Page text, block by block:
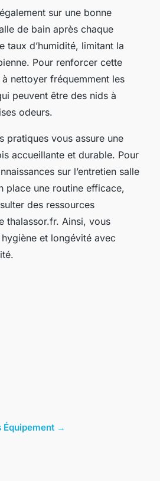
sur une bonne
de bain après chaque
taux d’humidité, limitant la
Pour renforcer cette
nettoyer fréquemment les
peuvent être des nids à
odeurs.
pratiques vous assure une
accueillante et durable. Pour
sur l’entretien salle
place une routine efficace,
des ressources
thalassor.fr. Ainsi, vous
et longévité avec
Équipement →